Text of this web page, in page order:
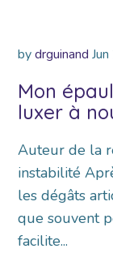
by drguinand Jun
Mon
luxer à
Auteur de la
instabilité
les dégâts
que souvent
facilite...